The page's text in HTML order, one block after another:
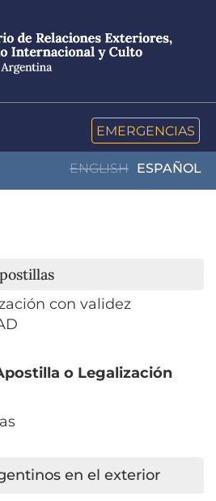
EMERGENCIAS
ENGLISH ESPAÑOL
con validez
o Legalización
en el exterior